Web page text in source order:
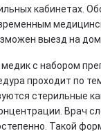
кабинетах.
выезд на дом.
с набором
проходит по
стерильные
Врач
Такой